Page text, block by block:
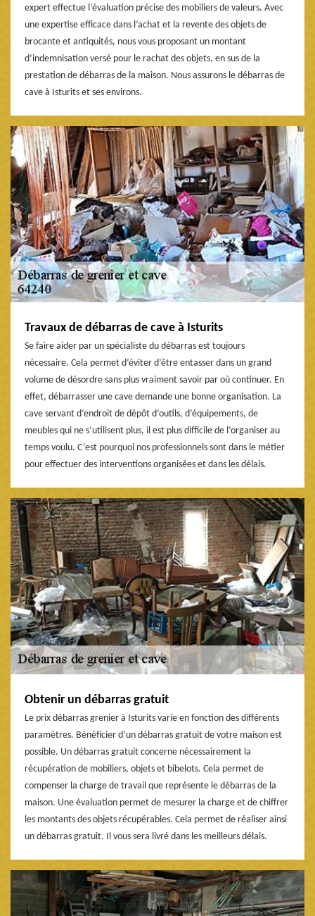
expert effectue l’évaluation précise des mobiliers de valeurs. Avec
une expertise efficace dans l’achat et la revente des objets de
brocante et antiquités, nous vous proposant un montant
d’indemnisation versé pour le rachat des objets, en sus de la
prestation de débarras de la maison. Nous assurons le débarras de
cave à Isturits et ses environs.
Travaux de débarras de cave à Isturits
Se faire aider par un spécialiste du débarras est toujours
nécessaire. Cela permet d’éviter d’être entasser dans un grand
volume de désordre sans plus vraiment savoir par où continuer. En
effet, débarrasser une cave demande une bonne organisation. La
cave servant d’endroit de dépôt d’outils, d’équipements, de
meubles qui ne s’utilisent plus, il est plus difficile de l’organiser au
temps voulu. C’est pourquoi nos professionnels sont dans le métier
pour effectuer des interventions organisées et dans les délais.
Obtenir un débarras gratuit
Le prix débarras grenier à Isturits varie en fonction des différents
paramètres. Bénéficier d’un débarras gratuit de votre maison est
possible. Un débarras gratuit concerne nécessairement la
récupération de mobiliers, objets et bibelots. Cela permet de
compenser la charge de travail que représente le débarras de la
maison. Une évaluation permet de mesurer la charge et de chiffrer
les montants des objets récupérables. Cela permet de réaliser ainsi
un débarras gratuit. Il vous sera livré dans les meilleurs délais.